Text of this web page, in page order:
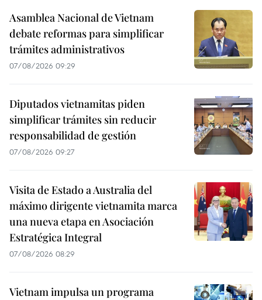
Asamblea Nacional de Vietnam
debate reformas para simplificar
trámites administrativos
07/08/2026 09:29
Diputados vietnamitas piden
simplificar trámites sin reducir
responsabilidad de gestión
07/08/2026 09:27
Visita de Estado a Australia del
máximo dirigente vietnamita marca
una nueva etapa en Asociación
Estratégica Integral
07/08/2026 08:29
Vietnam impulsa un programa